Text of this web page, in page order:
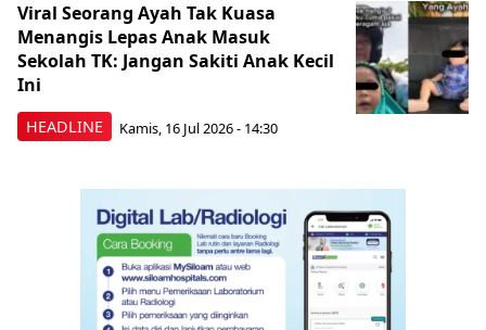
HEADLINE
Viral Seorang Ayah Tak Kuasa
Menangis Lepas Anak Masuk
Sekolah TK: Jangan Sakiti Anak Kecil
Ini
Kamis, 16 Jul 2026 - 14:30